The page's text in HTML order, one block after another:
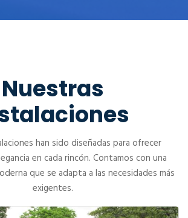
Nuestras
han sido diseñadas para ofrecer
en cada rincón. Contamos con una
que se adapta a las necesidades más
exigentes.